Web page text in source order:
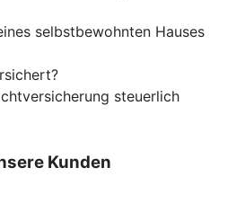
selbstbewohnten Hauses
steuerlich
Kunden